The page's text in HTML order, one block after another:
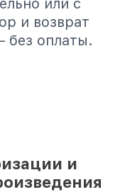
или с
и возврат
оплаты.
и